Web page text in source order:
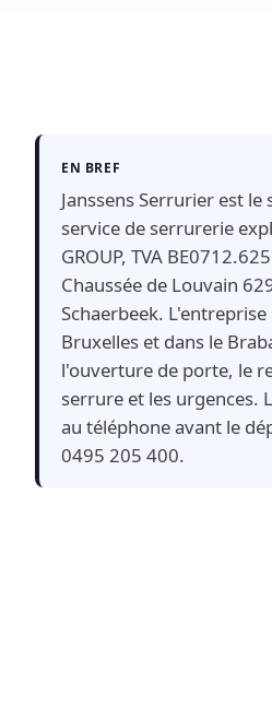
EN BREF
Janssens Serrurier est le
service de serrurerie
GROUP, TVA
Chaussée de Louvain
Schaerbeek.
Bruxelles et dans le
l'ouverture de porte, le
serrure et les urgences.
au téléphone avant le
0495 205 400.